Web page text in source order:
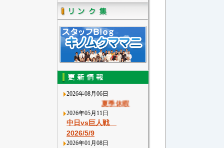
2026年08月06日
夏季休暇
2026年05月11日
中日vs巨人戦
2026/5/9
2026年01月08日